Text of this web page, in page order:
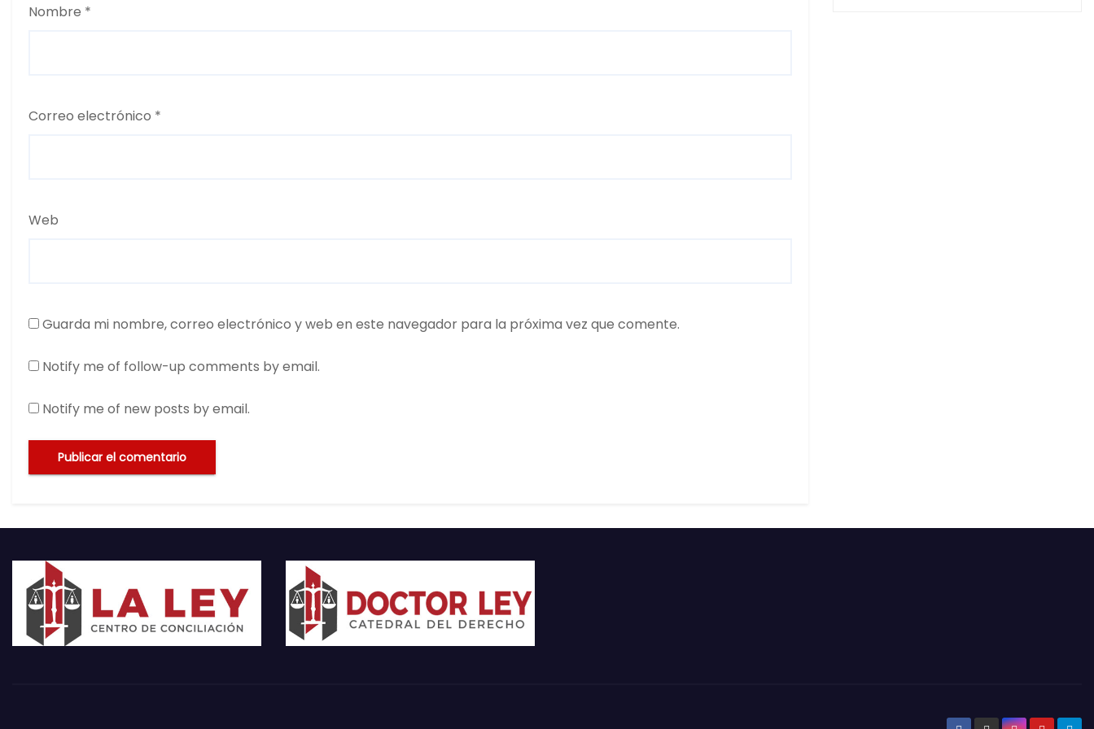
Nombre *
Correo electrónico *
Web
Guarda mi nombre, correo electrónico y web en este navegador para la próxima vez que comente.
Notify me of follow-up comments by email.
Notify me of new posts by email.